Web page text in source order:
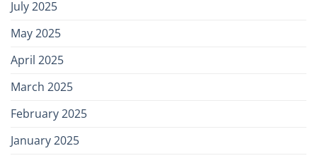
July 2025
May 2025
April 2025
March 2025
February 2025
January 2025